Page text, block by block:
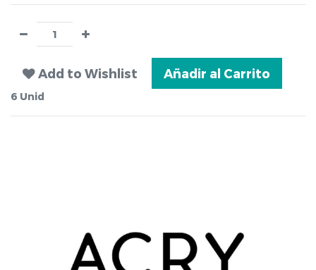
Add to Wishlist Añadir al Carrito
6 Unid